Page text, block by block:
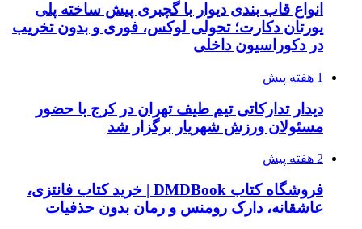
انواع قاب بندی دیوار با گچبری پیش ساخته پلی
یورتان دکارت؛ تحولی لوکس، فوری و بدون تخریب
در دکوراسیون داخلی
1 هفته پیش
دیدار تدارکاتی تیم طیف تهران در کرج با حضور
مسئولان ورزش شهریار برگزار شد
2 هفته پیش
فروشگاه کتاب DMDBook | خرید کتاب فانتزی،
عاشقانه، دارک رومنس و رمان بدون حذفیات